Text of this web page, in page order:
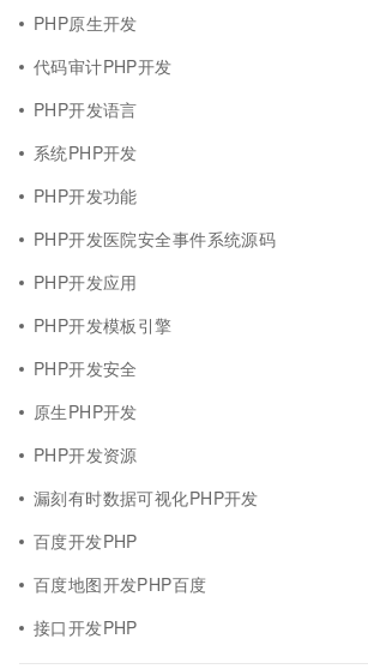
PHP原生开发
代码审计PHP开发
PHP开发语言
系统PHP开发
PHP开发功能
PHP开发医院安全事件系统源码
PHP开发应用
PHP开发模板引擎
PHP开发安全
原生PHP开发
PHP开发资源
漏刻有时数据可视化PHP开发
百度开发PHP
百度地图开发PHP百度
接口开发PHP